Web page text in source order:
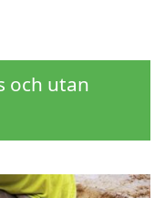
och utan